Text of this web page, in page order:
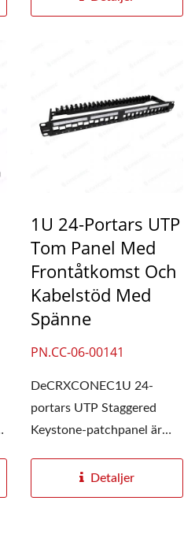
1U 24-Portars UTP
Tom Panel Med
Frontåtkomst Och
Kabelstöd Med
Spänne
PN.CC-06-00141
DeCRXCONEC1U 24-
portars UTP Staggered
Keystone-patchpanel är
Detaljer